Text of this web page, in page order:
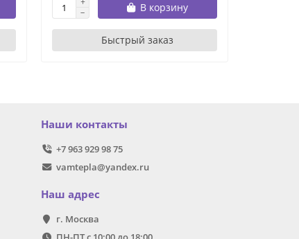
В корзину
Быстрый заказ
Наши контакты
+7 963 929 98 75
vamtepla@yandex.ru
Наш адрес
г. Москва